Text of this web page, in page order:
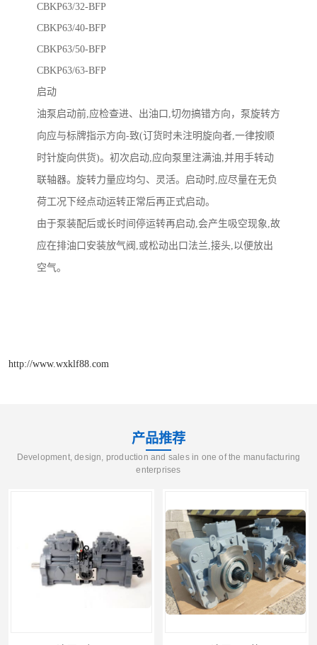
CBKP63/32-BFP
CBKP63/40-BFP
CBKP63/50-BFP
CBKP63/63-BFP
启动
油泵启动前,应检查进、出油口,切勿搞错方向，泵旋转方
向应与标牌指示方向-致(订货时未注明旋向者,一律按顺
时针旋向供货)。初次启动,应向泵里注满油,并用手转动
联轴器。旋转力量应均匀、灵活。启动时,应尽量在无负
荷工况下经点动运转正常后再正式启动。
由于泵装配后或长时间停运转再启动,会产生吸空现象,故
应在排油口安装放气阀,或松动出口法兰,接头,以便放出
空气。
http://www.wxklf88.com
产品推荐
Development, design, production and sales in one of the manufacturing
enterprises